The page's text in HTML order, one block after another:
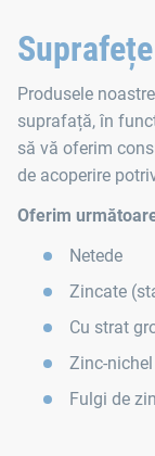
Suprafețe
Produsele
suprafață, în
să vă oferim
de acoperire
Oferim
Netede
Zincate
Cu strat
Zinc-nichel
Fulgi de